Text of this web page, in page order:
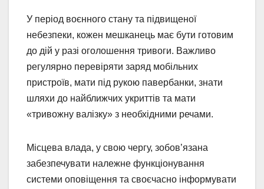
У період воєнного стану та підвищеної
небезпеки, кожен мешканець має бути готовим
до дій у разі оголошення тривоги. Важливо
регулярно перевіряти заряд мобільних
пристроїв, мати під рукою павербанки, знати
шляхи до найближчих укриттів та мати
«тривожну валізку» з необхідними речами.
Місцева влада, у свою чергу, зобов’язана
забезпечувати належне функціонування
системи оповіщення та своєчасно інформувати